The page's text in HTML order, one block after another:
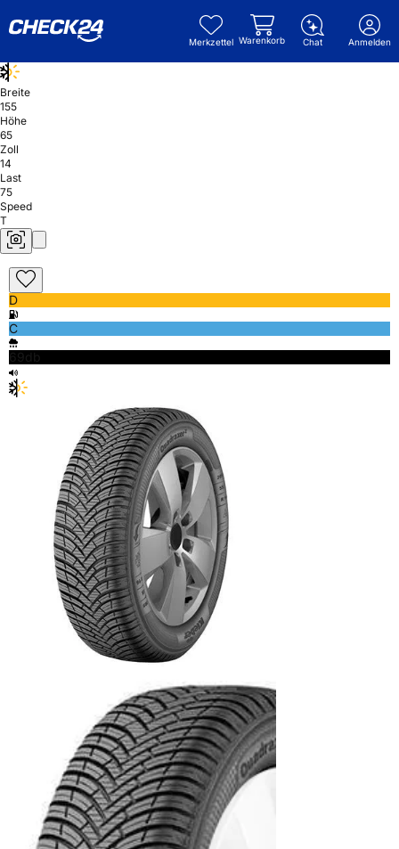
Merkzettel Warenkorb Chat Anmelden
Breite
155
Höhe
65
Zoll
14
Last
75
Speed
T
D
C
69db